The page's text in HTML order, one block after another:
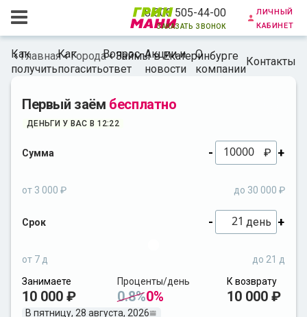
8 800 505-44-00
заказать звонок
личный
кабинет
Как
получить
Как
погасить
Вопрос-
ответ
Акции и
новости
О
компании
Контакты
Главная Города Займы в Екатеринбурге
Первый заём бесплатно
ДЕНЬГИ У ВАС В 12:22
Сумма - ₽ +
от 3 000 ₽ до 30 000 ₽
Срок - день +
от 7 д
до 21 д
Занимаете
10 000 ₽
Проценты/день
0.8%0%
К возврату
10 000 ₽
В пятницу, 28 августа, 2026